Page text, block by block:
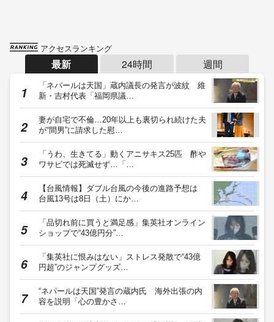
ランキング一覧へ
記事に対するご意見・ご感想や情報提供
運営会社
© Fuji News Network, Inc. All rights reserved.
当ウェブサイトでは、ユーザのニーズ・興味・関⼼に合致したコンテンツや広告配信を提供する
ためにクッキーを使⽤しています。詳細は、プライバシーポリシーをご確認ください。